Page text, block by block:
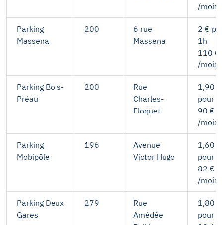
/mois
Parking
Massena
200
6 rue
Massena
2 €
1h
110 €
/mois
Parking Bois-
Préau
200
Rue
Charles-
Floquet
1,90 €
pour
90 €
/mois
Parking
Mobipôle
196
Avenue
Victor Hugo
1,60 €
pour
82 €
/mois
Parking Deux
Gares
279
Rue
Amédée
1,80 €
pour